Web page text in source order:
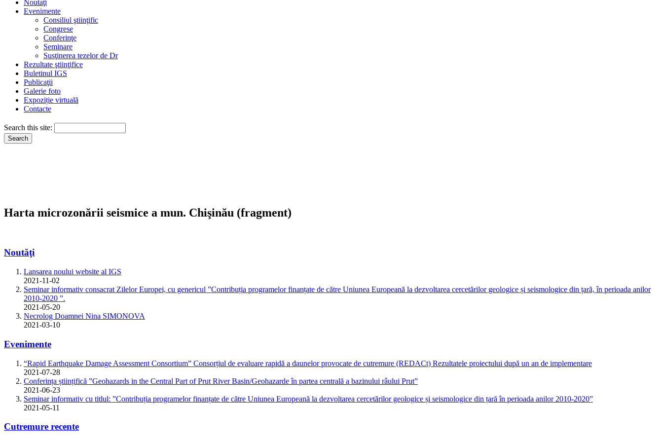
Noutaţi
Evenimente
Consiliul ştiinţific
Congrese
Conferinţe
Seminare
Susţinerea tezelor de Dr
Rezultate ştiinţifice
Buletinul IGS
Publicaţii
Galerie foto
Expoziție virtuală
Contacte
Search this site:
Harta microzonării seismice a mun. Chişinău (fragment)
Noutăţi
Lansarea noului website al IGS
2021-11-02
Seminar informativ consacrat Zilelor Europei, cu genericul ”Contribuția programelor finanțate de către Uniunea Europeană la dezvoltarea cercetărilor geologice și seismologice din țară, în perioada anilor
2010-2020 ”.
2021-05-20
Necrolog Doamnei Nina SIMONOVA
2021-03-10
Evenimente
“Rapid Earthquake Damage Assessment Consortium” Consorțiul de evaluare rapidă a daunelor provocate de cutremure (REDACt) Rezultatele proiectului după un an de implementare
2021-07-28
Conferința științifică ”Geohazards in the Central Part of Prut River Basin/Geohazarde în partea centrală a bazinului râului Prut”
2021-06-23
Seminar informativ cu titlul: ”Contribuția programelor finanțate de către Uniunea Europeană la dezvoltarea cercetărilor geologice și seismologice din țară în perioada anilor 2010-2020”
2021-05-11
Cutremure recente